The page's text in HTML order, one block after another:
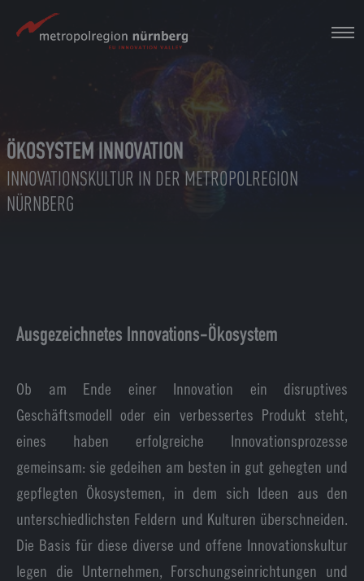
Hauptinhalt
ÖKOSYSTEM INNOVATION
INNOVATIONSKULTUR IN DER METROPOLREGION
NÜRNBERG
Ausgezeichnetes Innovations-Ökosystem
Ob am Ende einer Innovation ein disruptives
Geschäftsmodell oder ein verbessertes Produkt steht,
eines haben erfolgreiche Innovationsprozesse
gemeinsam: sie gedeihen am besten in gut gehegten und
gepflegten Ökosystemen, in dem sich Ideen aus den
unterschiedlichsten Feldern und Kulturen überschneiden.
Die Basis für diese diverse und offene Innovationskultur
legen die Unternehmen, Forschungseinrichtungen und